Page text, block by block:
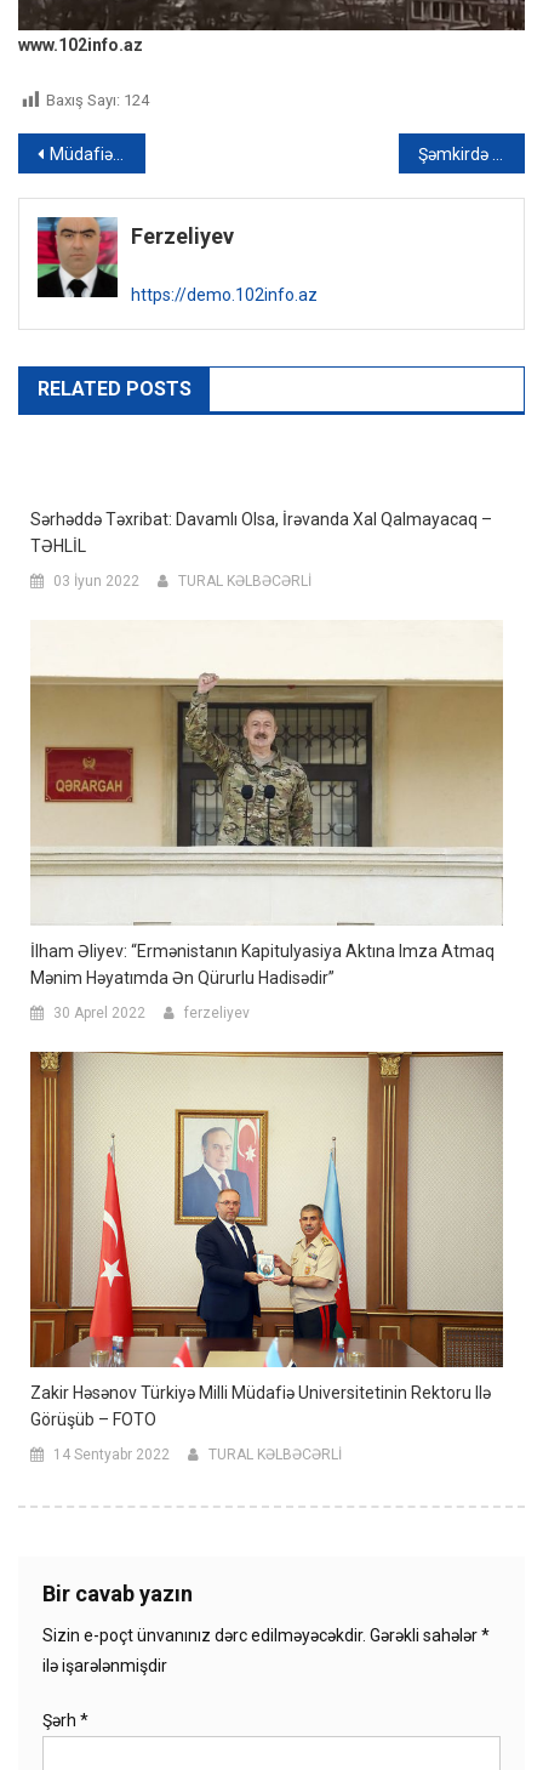
www.102info.az
Baxış Sayı: 124
Yazı
naviqasiyası
Müdafiə Nazirliyi həftəlik icmalını təqdim edib – VİDEO Şəmkirdə itkin düşən ana və 3 azyaşlı övladı tapılıb – YENİLƏNİB+FOTO
Ferzeliyev
https://demo.102info.az
RELATED POSTS
Sərhəddə Təxribat: Davamlı Olsa, İrəvanda Xal Qalmayacaq –
TƏHLİL
03 İyun 2022 TURAL KƏLBƏCƏRLİ
İlham Əliyev: “Ermənistanın Kapitulyasiya Aktına Imza Atmaq
Mənim Həyatımda Ən Qürurlu Hadisədir”
30 Aprel 2022 ferzeliyev
Zakir Həsənov Türkiyə Milli Müdafiə Universitetinin Rektoru Ilə
Görüşüb – FOTO
14 Sentyabr 2022 TURAL KƏLBƏCƏRLİ
Bir cavab yazın
Sizin e-poçt ünvanınız dərc edilməyəcəkdir. Gərəkli sahələr*
ilə işarələnmişdir
Şərh *